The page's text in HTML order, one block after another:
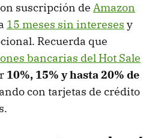
suscripción de Amazon
15 meses sin intereses y
Recuerda que
bancarias del Hot Sale
10%, 15% yhasta 20% de
con tarjetas de crédito